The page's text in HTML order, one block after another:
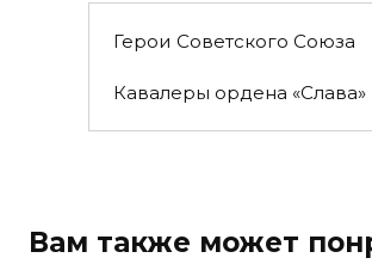
Герои Советского Союза
Кавалеры ордена «Слава»
Вам также может